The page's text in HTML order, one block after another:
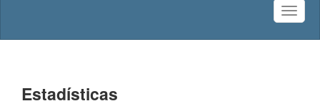
Toggle
Estadísticas